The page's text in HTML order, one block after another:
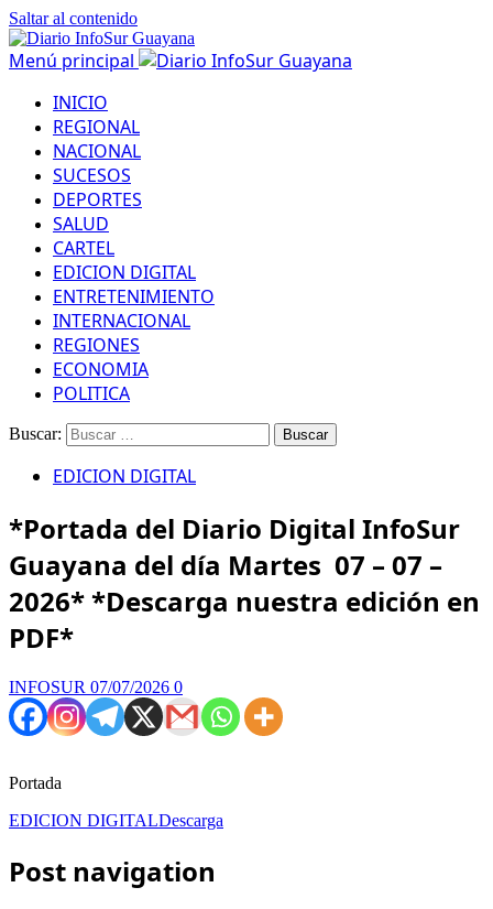
Saltar al contenido
Menú principal
INICIO
REGIONAL
NACIONAL
SUCESOS
DEPORTES
SALUD
CARTEL
EDICION DIGITAL
ENTRETENIMIENTO
INTERNACIONAL
REGIONES
ECONOMIA
POLITICA
Buscar:
EDICION DIGITAL
*Portada del Diario Digital InfoSur
Guayana del día Martes 07 – 07 –
2026* *Descarga nuestra edición en
PDF*
INFOSUR 07/07/2026 0
Portada
EDICION DIGITALDescarga
Post navigation